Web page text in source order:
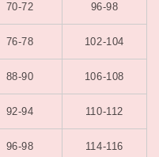
70-72 96-98
76-78 102-104
88-90 106-108
92-94 110-112
96-98 114-116